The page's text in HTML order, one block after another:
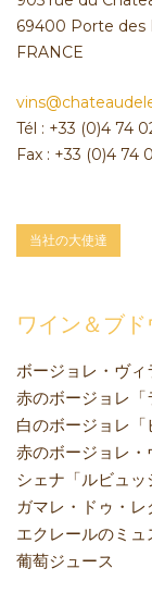
69400 Porte des
FRANCE
Tél : +33 (0)4 74
Fax : +33 (0)4 74
当社の大使達
ワイン＆ブ
ボージョレ・ヴ
赤のボージョレ「
白のボージョレ「
赤のボージョレ・
シェナ「ルビュッ
ガマレ・ドゥ・レ
エクレールのミュ
葡萄ジュース